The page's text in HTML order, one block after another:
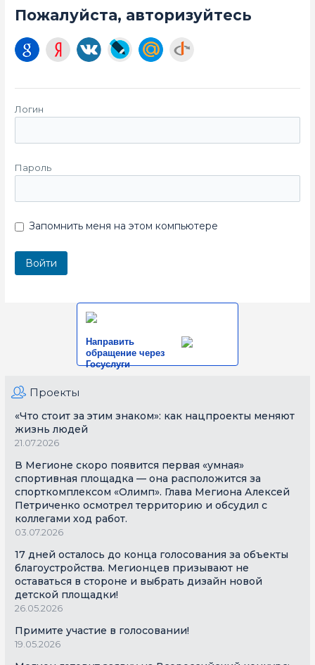
Пожалуйста, авторизуйтесь
Логин
Пароль
Запомнить меня на этом компьютере
Направить
обращение через
Госуслуги
Проекты
«Что стоит за этим знаком»: как нацпроекты меняют
жизнь людей
21.07.2026
В Мегионе скоро появится первая «умная»
спортивная площадка — она расположится за
спорткомплексом «Олимп». Глава Мегиона Алексей
Петриченко осмотрел территорию и обсудил с
коллегами ход работ.
03.07.2026
17 дней осталось до конца голосования за объекты
благоустройства. Мегионцев призывают не
оставаться в стороне и выбрать дизайн новой
детской площадки!
26.05.2026
Примите участие в голосовании!
19.05.2026